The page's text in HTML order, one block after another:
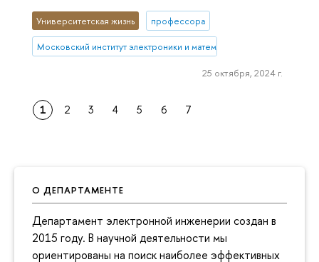
О ДЕПАРТАМЕНТЕ
Департамент электронной инженерии создан в
2015 году. В научной деятельности мы
ориентированы на поиск наиболее эффективных
Университетская жизнь профессора
Московский институт электроники и математики им. А.Н. Тихонова
25 октября, 2024 г.
1 2 3 4 5 6 7